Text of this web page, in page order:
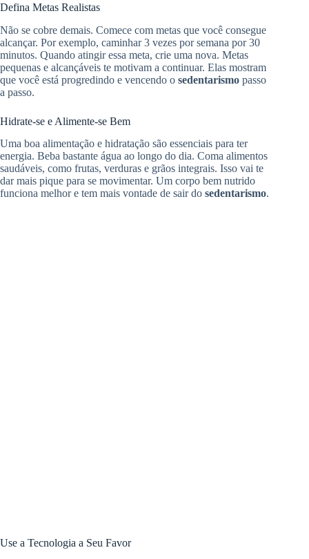
Defina Metas Realistas
Não se cobre demais. Comece com metas que você consegue
alcançar. Por exemplo, caminhar 3 vezes por semana por 30
minutos. Quando atingir essa meta, crie uma nova. Metas
pequenas e alcançáveis te motivam a continuar. Elas mostram
que você está progredindo e vencendo o sedentarismo passo
a passo.
Hidrate-se e Alimente-se Bem
Uma boa alimentação e hidratação são essenciais para ter
energia. Beba bastante água ao longo do dia. Coma alimentos
saudáveis, como frutas, verduras e grãos integrais. Isso vai te
dar mais pique para se movimentar. Um corpo bem nutrido
funciona melhor e tem mais vontade de sair do sedentarismo.
Use a Tecnologia a Seu Favor